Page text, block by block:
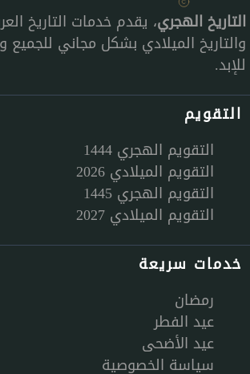
التاريخ الهجري، يقدم خدمات التاريخ
والتاريخ الميلادي بشكل مجاني
للإبد.
التقويم
التقويم الهجري 1444
التقويم الميلادي 2026
التقويم الهجري 1445
التقويم الميلادي 2027
خدمات سريعة
رمضان
عيد الفطر
عيد الأضحى
سياسة الخصوصية